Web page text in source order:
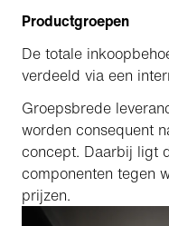
Productgroepen
De totale
verdeeld via een
Groepsbrede
worden consequent
concept. Daarbij ligt
componenten tegen
prijzen.